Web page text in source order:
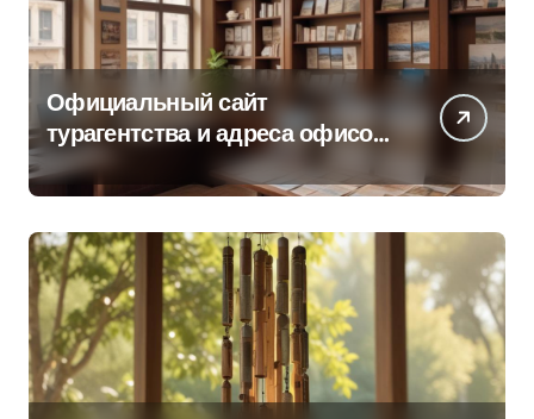
Официальный сайт
турагентства и адреса офисов
продаж по регионам